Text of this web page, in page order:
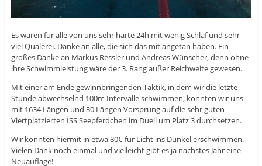
Es waren für alle von uns sehr harte 24h mit wenig Schlaf und sehr
viel Quälerei. Danke an alle, die sich das mit angetan haben. Ein
großes Danke an Markus Ressler und Andreas Wünscher, denn ohne
ihre Schwimmleistung wäre der 3. Rang außer Reichweite gewesen.
Mit einer am Ende gewinnbringenden Taktik, in dem wir die letzte
Stunde abwechselnd 100m Intervalle schwimmen, konnten wir uns
mit 1634 Längen und 30 Längen Vorsprung auf die sehr guten
Viertplatzierten ISS Seepferdchen im Duell um Platz 3 durchsetzen.
Wir konnten hiermit in etwa 80€ für Licht ins Dunkel erschwimmen.
Vielen Dank noch einmal und vielleicht gibt es ja nächstes Jahr eine
Neuauflage!